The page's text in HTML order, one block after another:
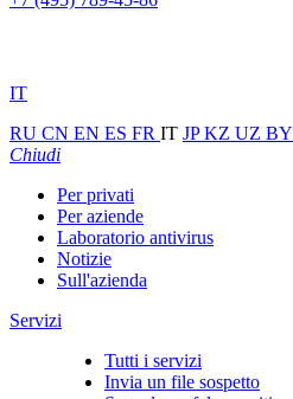
IT
RU CN EN ES FR IT JPKZ UZ BY
Chiudi
Per privati
Per aziende
Laboratorio antivirus
Notizie
Sull'azienda
Servizi
Tutti i servizi
Invia un file sospetto